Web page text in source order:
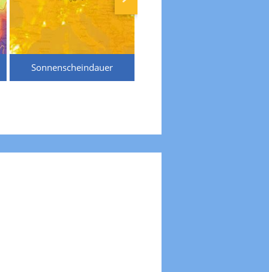
Sonnenscheindauer